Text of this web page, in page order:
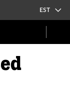
EST